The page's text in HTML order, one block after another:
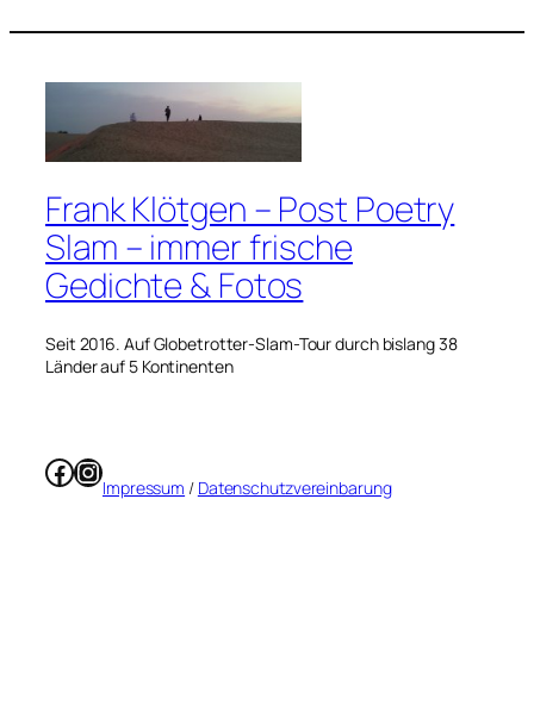
Frank Klötgen – Post Poetry
Slam – immer frische
Gedichte & Fotos
Seit 2016. Auf Globetrotter-Slam-Tour durch bislang 38
Länder auf 5 Kontinenten
Facebook
Instagram
Impressum / Datenschutzvereinbarung